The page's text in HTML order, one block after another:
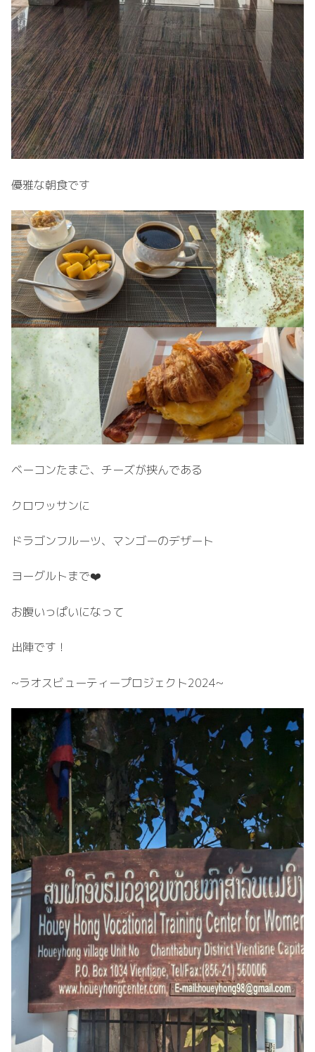
優雅な朝食です
ベーコンたまご、チーズが挟んである
クロワッサンに
ドラゴンフルーツ、マンゴーのデザート
ヨーグルトまで❤️
お腹いっぱいになって
出陣です！
~ラオスビューティープロジェクト2024~